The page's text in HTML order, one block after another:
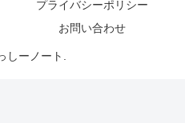
プライバシーポリシー
お問い合わせ
ーノート.